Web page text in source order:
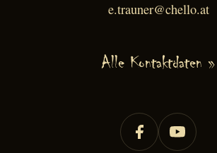
e.trauner@chello.at
Alle Kontaktdaten »